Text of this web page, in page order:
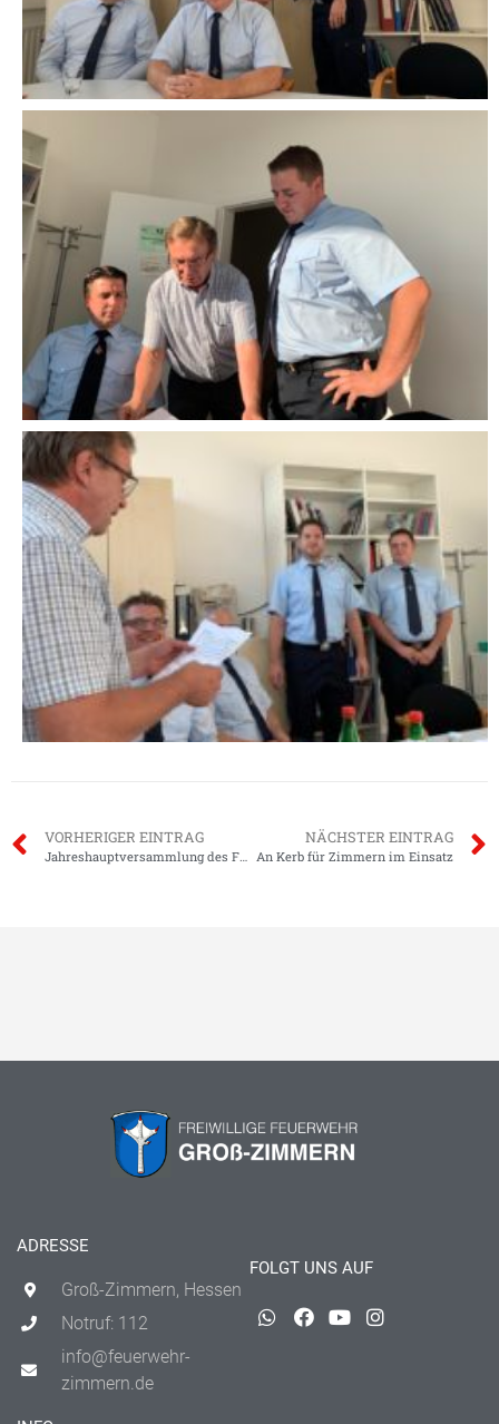
VORHERIGER EINTRAG
Jahreshauptversammlung des Feuerwehrvereines Groß-Zimmern
NÄCHSTER EINTRAG
An Kerb für Zimmern im Einsatz
ADRESSE
Groß-Zimmern, Hessen
Notruf: 112
info@feuerwehr-
zimmern.de
FOLGT UNS AUF